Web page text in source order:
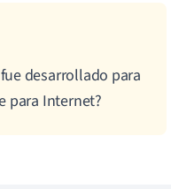
desarrollado para
para Internet?